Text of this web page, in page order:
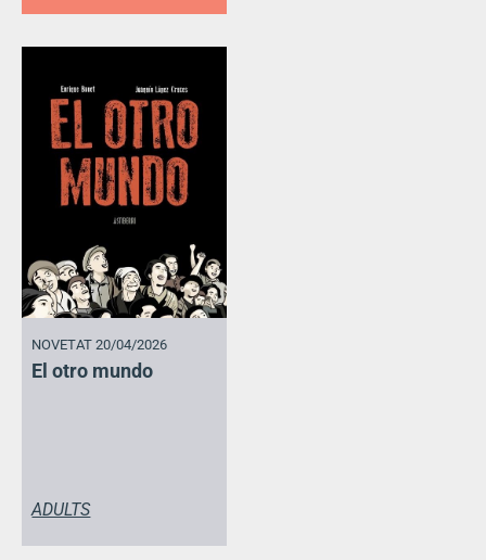
NOVETAT 20/04/2026
El otro mundo
ADULTS